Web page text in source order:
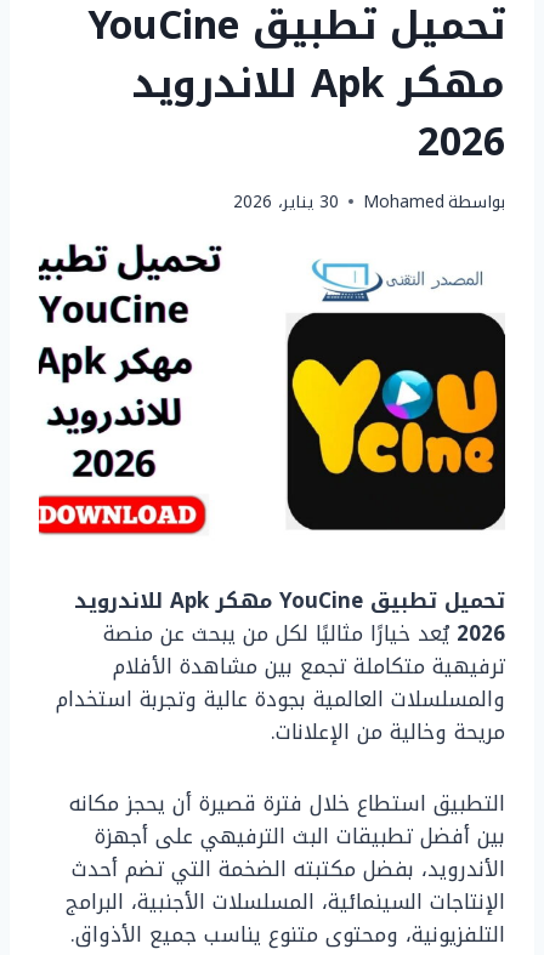
تحميل تطبيق YouCine
مهكر Apk للاندرويد
2026
بواسطةMohamed 30 يناير، 2026
تحميل تطبيق YouCine مهكر Apk للاندرويد
2026 يُعد خيارًا مثاليًا لكل من يبحث عن منصة
ترفيهية متكاملة تجمع بين مشاهدة الأفلام
والمسلسلات العالمية بجودة عالية وتجربة استخدام
مريحة وخالية من الإعلانات.
التطبيق استطاع خلال فترة قصيرة أن يحجز مكانه
بين أفضل تطبيقات البث الترفيهي على أجهزة
الأندرويد، بفضل مكتبته الضخمة التي تضم أحدث
الإنتاجات السينمائية، المسلسلات الأجنبية، البرامج
التلفزيونية، ومحتوى متنوع يناسب جميع الأذواق.